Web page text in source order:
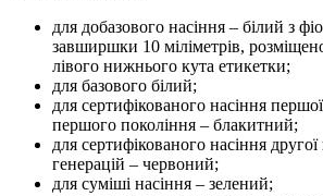
для добазового насіння – білий з
завширшки 10 міліметрів,
лівого нижнього кута етикетки;
для базового білий;
для сертифікованого насіння першої
першого покоління – блакитний;
для сертифікованого насіння
генерацій – червоний;
для суміші насіння – зелений;